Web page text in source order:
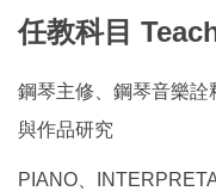
任教科目
鋼琴主修、鋼琴音樂
與作品研究
PIANO、